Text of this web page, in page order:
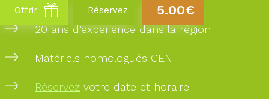
20 ans d’experience dans la région
Matériels homologués CEN
Réservez votre date et horaire
Offrir Réservez 5.00€
PAIEMENT